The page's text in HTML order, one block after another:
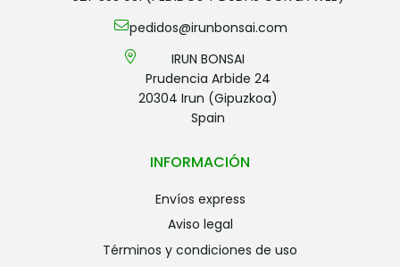
pedidos@irunbonsai.com
IRUN BONSAI
Prudencia Arbide 24
20304 Irun (Gipuzkoa)
Spain
INFORMACIÓN
envíos express
aviso legal
términos y condiciones de uso